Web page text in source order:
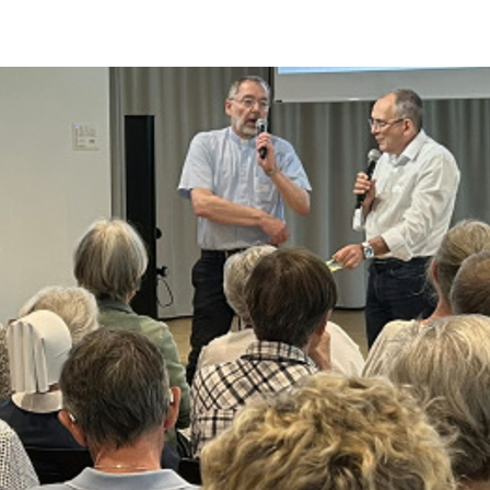
article n’est à la une actuellement.
En Chemin Ensemble…
…est une libre convergence de
Communautés et de Mouvements
chrétiens de différentes Églises en Suisse.
Ce réseau est relié à
Ensemble pour
l’Europe, qui rassemble quelques 300
Communautés et mouvements. Des
chrétiens des diverses Eglises sont
engagés dans ces communautés. Le
réseau a été créé en 1999.